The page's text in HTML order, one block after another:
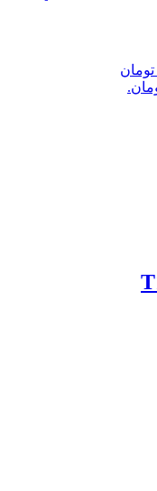
قیمت اصلی: 670,000 تومان